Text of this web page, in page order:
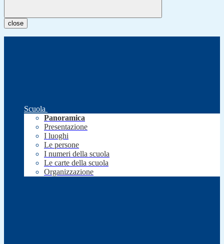
close
Scuola
Panoramica
Presentazione
I luoghi
Le persone
I numeri della scuola
Le carte della scuola
Organizzazione